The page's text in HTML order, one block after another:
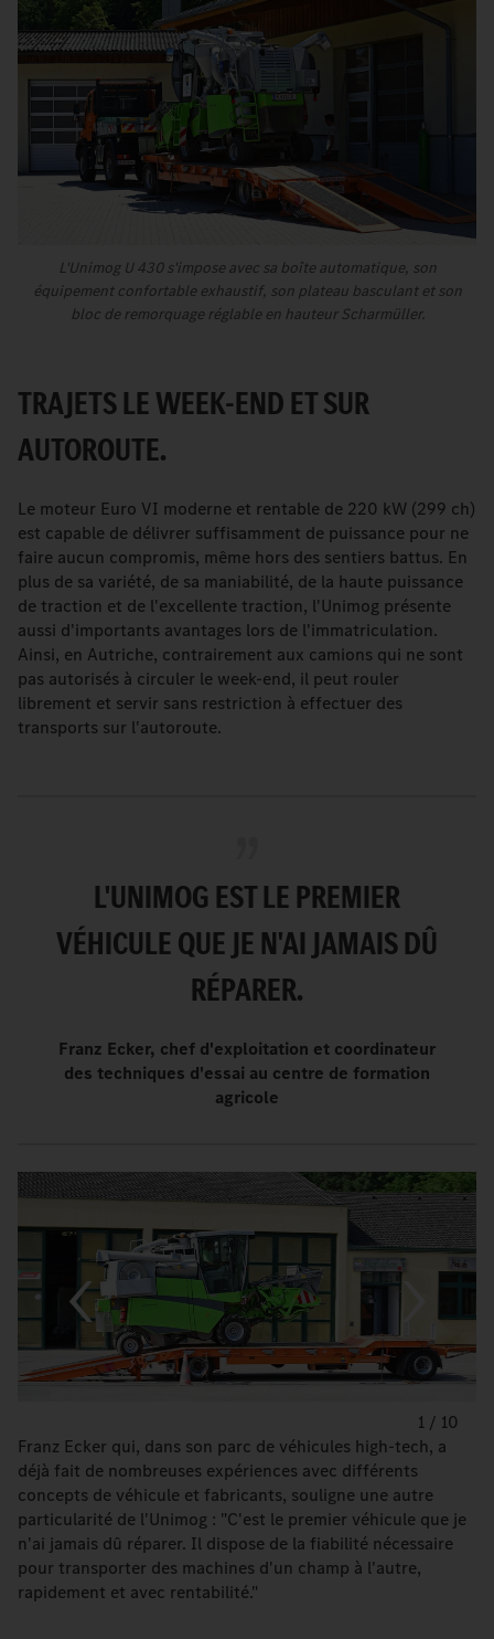
L'Unimog U 430 s'impose avec sa boîte automatique, son
équipement confortable exhaustif, son plateau basculant et son
bloc de remorquage réglable en hauteur Scharmüller.
TRAJETS LE WEEK-END ET SUR
AUTOROUTE.
Le moteur Euro VI moderne et rentable de 220 kW (299 ch)
est capable de délivrer suffisamment de puissance pour ne
faire aucun compromis, même hors des sentiers battus. En
plus de sa variété, de sa maniabilité, de la haute puissance
de traction et de l'excellente traction, l'Unimog présente
aussi d'importants avantages lors de l'immatriculation.
Ainsi, en Autriche, contrairement aux camions qui ne sont
pas autorisés à circuler le week-end, il peut rouler
librement et servir sans restriction à effectuer des
transports sur l'autoroute.
L'UNIMOG EST LE PREMIER
VÉHICULE QUE JE N'AI JAMAIS DÛ
RÉPARER.
Franz Ecker, chef d'exploitation et coordinateur
des techniques d'essai au centre de formation
agricole
1 / 10
Franz Ecker qui, dans son parc de véhicules high-tech, a
déjà fait de nombreuses expériences avec différents
concepts de véhicule et fabricants, souligne une autre
particularité de l'Unimog : "C'est le premier véhicule que je
n'ai jamais dû réparer. Il dispose de la fiabilité nécessaire
pour transporter des machines d'un champ à l'autre,
rapidement et avec rentabilité."